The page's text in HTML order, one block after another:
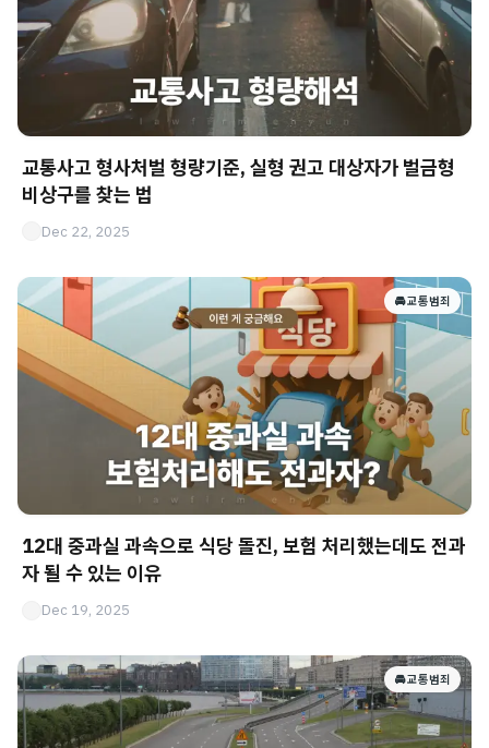
교통사고 형사처벌 형량기준, 실형 권고 대상자가 벌금형
비상구를 찾는 법
Dec 22, 2025
🚘 교통범죄
12대 중과실 과속으로 식당 돌진, 보험 처리했는데도 전과
자 될 수 있는 이유
Dec 19, 2025
🚘 교통범죄